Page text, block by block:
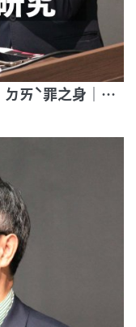
國際U=U相關研究｜顧文瑋醫師｜ㄉㄞˋ罪之身｜帶你走進愛滋條例第21條審判現場